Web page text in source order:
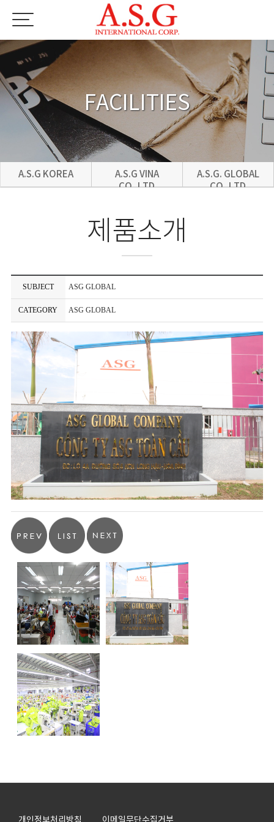
FACILITIES
A.S.G KOREA
A.S.G VINA
CO.,LTD
A.S.G. GLOBAL
CO.,LTD
제품소개
SUBJECT ASG GLOBAL
CATEGORY ASG GLOBAL
개인정보처리방침 이메일무단수집거부